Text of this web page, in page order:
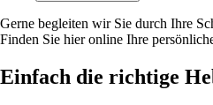
Gerne begleiten wir Sie durch Ihre
Finden Sie hier online Ihre
Einfach die richtige